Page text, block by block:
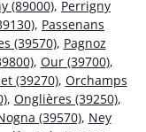
(89000), Perrigny
, Passenans
(39570), Pagnoz
, Our (39700),
(39270), Orchamps
, Onglières (39250),
(39570), Ney